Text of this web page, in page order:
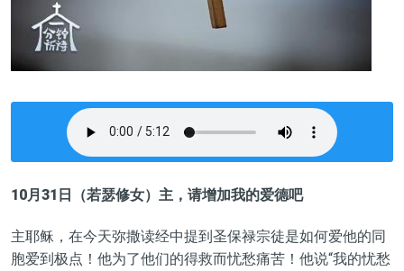
10月31日（若瑟修女）主，请增加我的爱德吧
主耶稣，在今天弥撒读经中提到圣保禄宗徒是如何爱他的同
胞爱到极点！他为了他们的得救而忧愁痛苦！他说“我的忧愁